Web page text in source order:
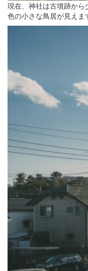
現在、神社は古墳跡か
色の小さな鳥居が見えま